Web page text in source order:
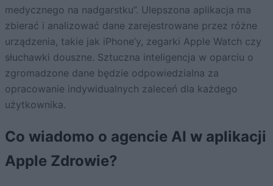
medycznego na nadgarstku”. Ulepszona aplikacja ma
zbierać i analizować dane zarejestrowane przez różne
urządzenia, takie jak iPhone’y, zegarki Apple Watch czy
słuchawki douszne. Sztuczna inteligencja w oparciu o
zgromadzone dane będzie odpowiedzialna za
opracowanie indywidualnych zaleceń dla każdego
użytkownika.
Co wiadomo o agencie AI w aplikacji
Apple Zdrowie?